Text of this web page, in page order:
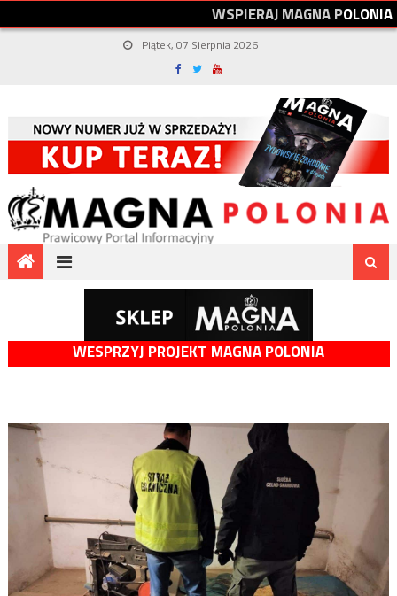
WSPIERAJMAGNAPOLONIA
Piątek, 07 Sierpnia 2026
WESPRZYJ PROJEKT MAGNA POLONIA